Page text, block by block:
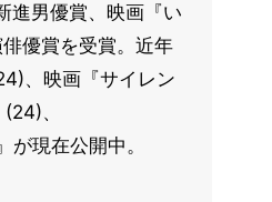
進男優賞、映画『い
優賞を受賞。近年
、映画『サイレン
、
現在公開中。